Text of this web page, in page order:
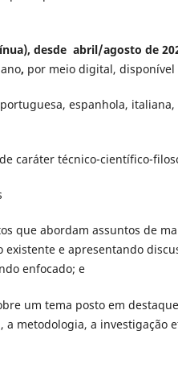
desde abril/agosto de
, por meio digital, disponível
espanhola,
caráter técnico-científico-
que abordam assuntos de
e apresentando
enfocado; e
um tema posto em
metodologia, a investigação